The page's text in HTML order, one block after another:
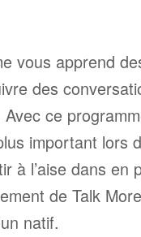
vous apprend
des
ce
important lors
à l’aise dans en
de Talk
natif.